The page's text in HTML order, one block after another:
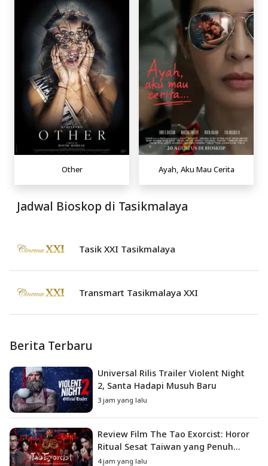
Other Ayah, Aku Mau Cerita
Jadwal Bioskop di Tasikmalaya
Tasik XXI Tasikmalaya
Transmart Tasikmalaya XXI
Berita Terbaru
Universal Rilis Trailer Violent Night
2, Santa Hadapi Musuh Baru
3 jam yang lalu
Review Film The Tao Exorcist: Horor
Ritual Sesat Taiwan yang Penuh
Misteri dan Teror Psikologis
4 jam yang lalu